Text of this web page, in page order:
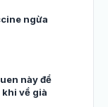
ngừa
này để
về già